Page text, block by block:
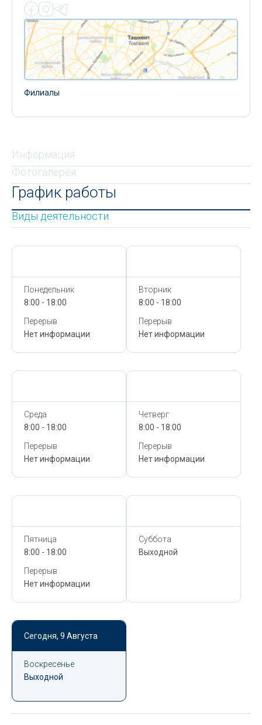
Филиалы
Информация
Фотогалерея
График работы
Виды деятельности
Понедельник
8:00 - 18:00
Перерыв
Нет информации
Вторник
8:00 - 18:00
Перерыв
Нет информации
Среда
8:00 - 18:00
Перерыв
Нет информации
Четверг
8:00 - 18:00
Перерыв
Нет информации
Пятница
8:00 - 18:00
Перерыв
Нет информации
Суббота
Выходной
Сегодня, 9 Августа
Воскресенье
Выходной